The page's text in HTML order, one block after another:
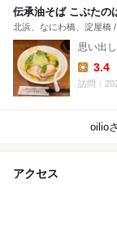
伝承油そば こぶたの
北浜、なにわ橋、淀屋橋
思い出
Lunch:
3.4
訪問：
oilio
アクセス